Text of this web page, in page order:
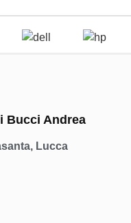
Bucci Andrea
Lucca